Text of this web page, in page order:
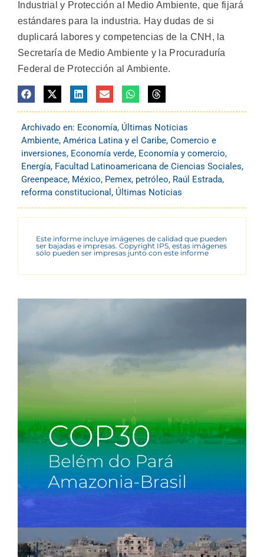
Industrial y Protección al Medio Ambiente, que fijará
estándares para la industria. Hay dudas de si
duplicará labores y competencias de la CNH, la
Secretaría de Medio Ambiente y la Procuraduría
Federal de Protección al Ambiente.
Archivado en: Economía, Últimas Noticias
Ambiente, América Latina y el Caribe, Comercio e
inversiones, Economía verde, Economía y comercio,
Energía, Facultad Latinoamericana de Ciencias Sociales,
Greenpeace, México, Pemex, petróleo, Raúl Estrada,
reforma constitucional , Últimas Noticias
Este informe incluye imágenes de calidad que pueden
ser bajadas e impresas. Copyright IPS, estas imágenes
sólo pueden ser impresas junto con este informe